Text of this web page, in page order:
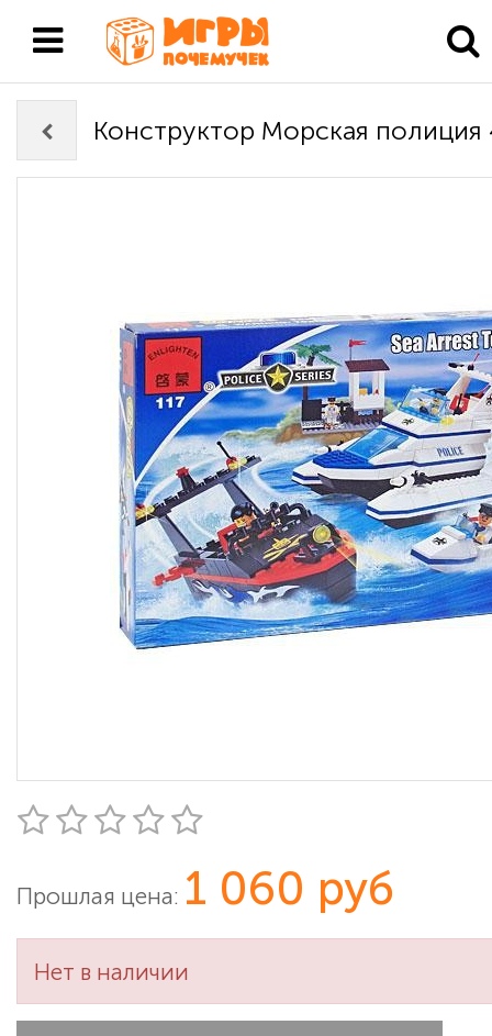
Конструктор Морская полиция
Прошлая цена: 1 060 руб
Нет в наличии